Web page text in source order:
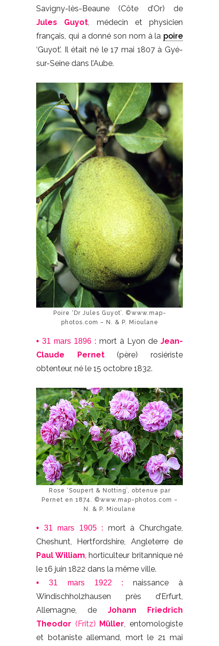
Savigny-lès-Beaune (Côte d’Or) de
Jules Guyot , médecin et physicien
français, qui a donné son nom à la poire
‘Guyot’. Il était né le 17 mai 1807 à Gyé-
sur-Seine dans l’Aube.
Poire ‘Dr Jules Guyot’. ©www.map-
photos.com – N. & P. Mioulane
• 31 mars 1896 : mort à Lyon de Jean-
Claude Pernet(père) rosiériste
obtenteur, né le 15 octobre 1832.
Rose ‘Soupert & Notting’, obtenue par
Pernet en 1874. ©www.map-photos.com –
N. & P. Mioulane
• 31 mars 1905 :
mort à Churchgate,
Cheshunt, Hertfordshire, Angleterre de
Paul William, horticulteur britannique né
le 16 juin 1822 dans la même ville.
• 31 mars 1922 :
naissance à
Windischholzhausen près d’Erfurt,
Allemagne, de Johann Friedrich
Theodor (Fritz) Müller, entomologiste
et botaniste allemand, mort le 21 mai